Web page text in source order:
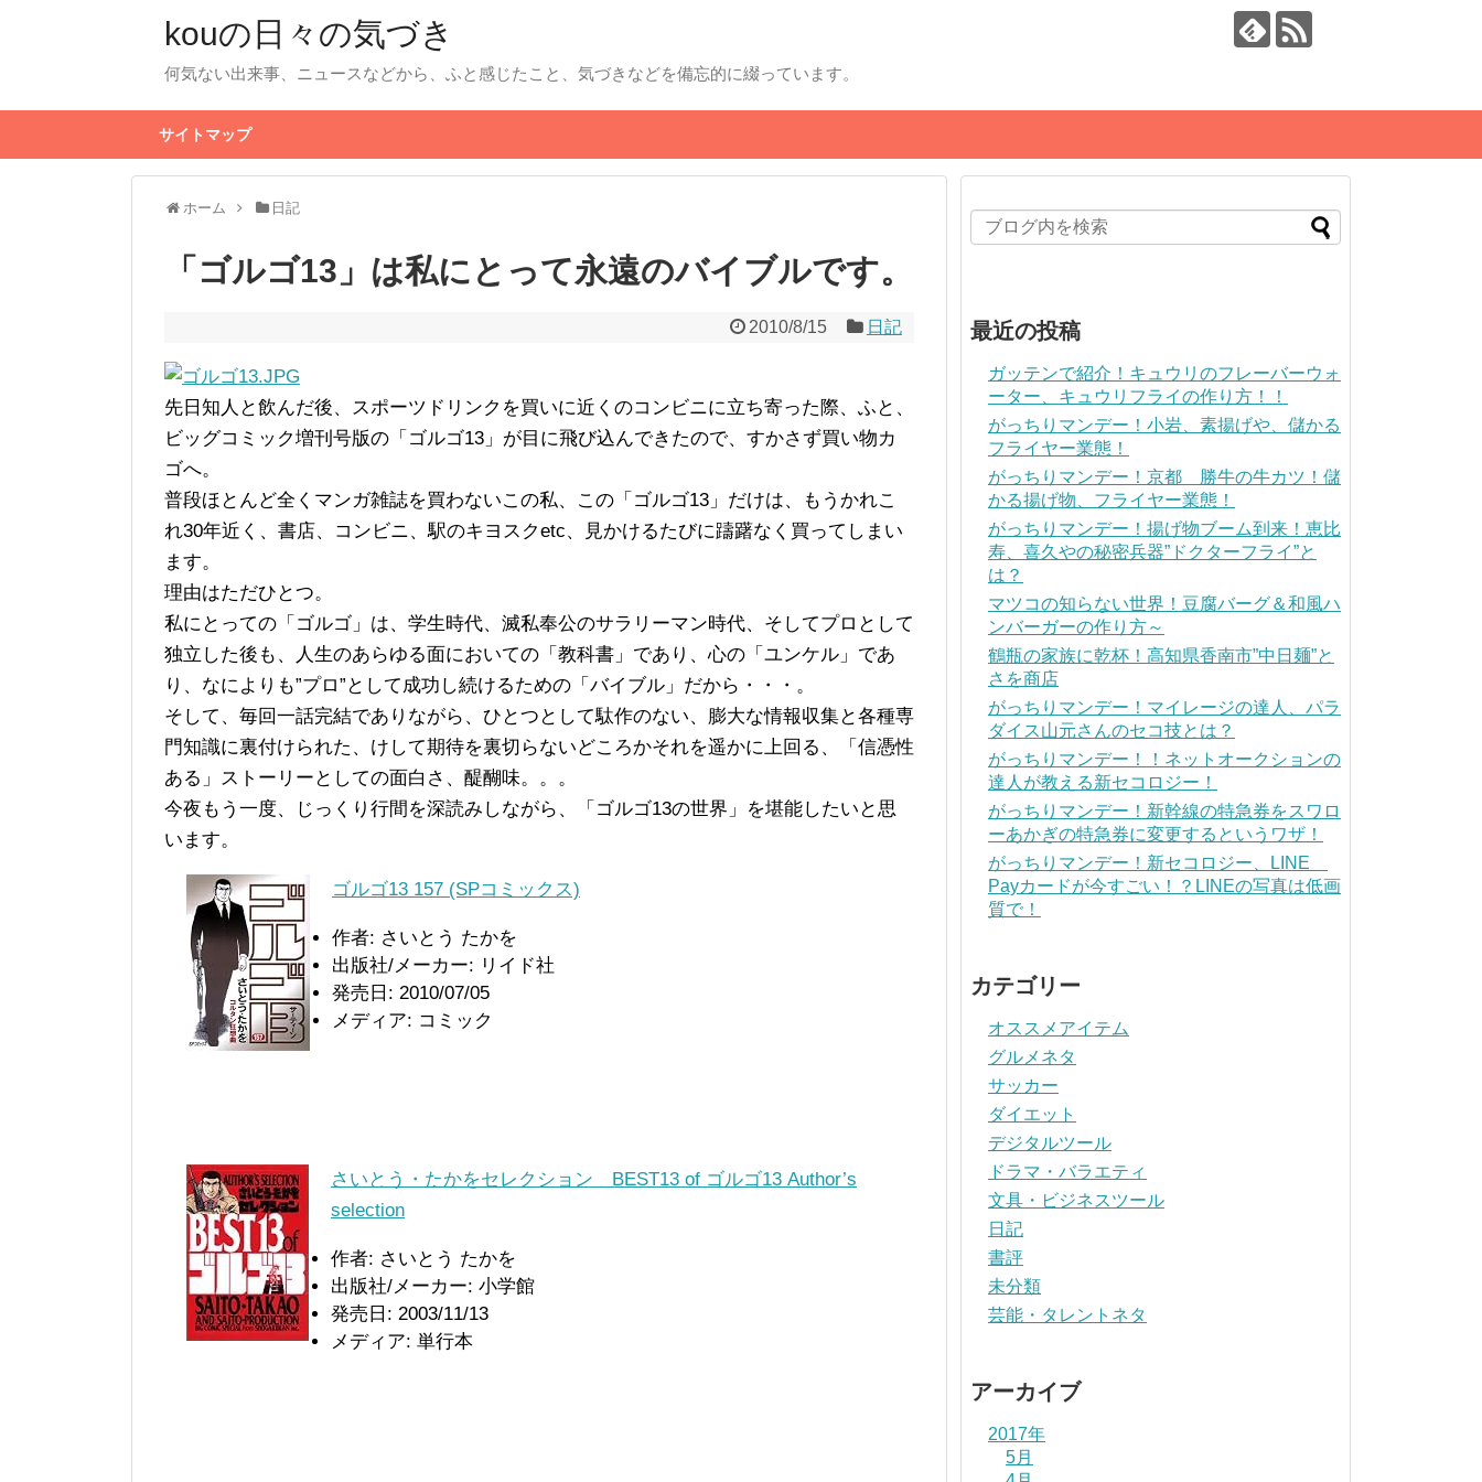
kouの日々の気づき
何気ない出来事、ニュースなどから、ふと感じたこと、気づきなどを備忘的に綴っています。
サイトマップ
ホーム 日記
「ゴルゴ13」は私にとって永遠のバイブルです。
2010/8/15 日記
先日知人と飲んだ後、スポーツドリンクを買いに近くのコンビニに立ち寄った際、ふと、
ビッグコミック増刊号版の「ゴルゴ13」が目に飛び込んできたので、すかさず買い物カ
ゴへ。
普段ほとんど全くマンガ雑誌を買わないこの私、この「ゴルゴ13」だけは、もうかれこ
れ30年近く、書店、コンビニ、駅のキヨスクetc、見かけるたびに躊躇なく買ってしまい
ます。
理由はただひとつ。
私にとっての「ゴルゴ」は、学生時代、滅私奉公のサラリーマン時代、そしてプロとして
独立した後も、人生のあらゆる面においての「教科書」であり、心の「ユンケル」であ
り、なによりも”プロ”として成功し続けるための「バイブル」だから・・・。
そして、毎回一話完結でありながら、ひとつとして駄作のない、膨大な情報収集と各種専
門知識に裏付けられた、けして期待を裏切らないどころかそれを遥かに上回る、「信憑性
ある」ストーリーとしての面白さ、醍醐味。。。
今夜もう一度、じっくり行間を深読みしながら、「ゴルゴ13の世界」を堪能したいと思
います。
ゴルゴ13 157 (SPコミックス)
作者: さいとう たかを
出版社/メーカー: リイド社
発売日: 2010/07/05
メディア: コミック
さいとう・たかをセレクション BEST13 of ゴルゴ13 Author’s
selection
作者: さいとう たかを
出版社/メーカー: 小学館
発売日: 2003/11/13
メディア: 単行本
最近の投稿
ガッテンで紹介！キュウリのフレーバーウォ
ーター、キュウリフライの作り方！！
がっちりマンデー！小岩、素揚げや、儲かる
フライヤー業態！
がっちりマンデー！京都 勝牛の牛カツ！儲
かる揚げ物、フライヤー業態！
がっちりマンデー！揚げ物ブーム到来！恵比
寿、喜久やの秘密兵器”ドクターフライ”と
は？
マツコの知らない世界！豆腐バーグ＆和風ハ
ンバーガーの作り方～
鶴瓶の家族に乾杯！高知県香南市”中日麺”と
さを商店
がっちりマンデー！マイレージの達人、パラ
ダイス山元さんのセコ技とは？
がっちりマンデー！！ネットオークションの
達人が教える新セコロジー！
がっちりマンデー！新幹線の特急券をスワロ
ーあかぎの特急券に変更するというワザ！
がっちりマンデー！新セコロジー、LINE
Payカードが今すごい！？LINEの写真は低画
質で！
カテゴリー
オススメアイテム
グルメネタ
サッカー
ダイエット
デジタルツール
ドラマ・バラエティ
文具・ビジネスツール
日記
書評
未分類
芸能・タレントネタ
アーカイブ
2017年
5月